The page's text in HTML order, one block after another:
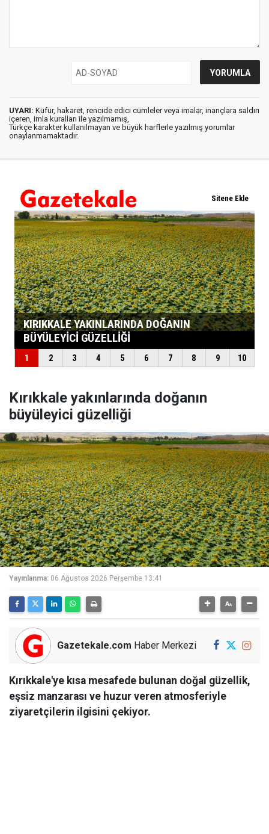
UYARI: Küfür, hakaret, rencide edici cümleler veya imalar, inançlara saldırı
içeren, imla kuralları ile yazılmamış,
Türkçe karakter kullanılmayan ve büyük harflerle yazılmış yorumlar
onaylanmamaktadır.
Kırıkkale yakınlarında doğanın
büyüleyici güzelliği
Yayınlanma: 06 Ağustos 2026 Perşembe 13:41
Gazetekale.com Haber Merkezi
Kırıkkale'ye kısa mesafede bulunan doğal güzellik,
eşsiz manzarası ve huzur veren atmosferiyle
ziyaretçilerin ilgisini çekiyor.